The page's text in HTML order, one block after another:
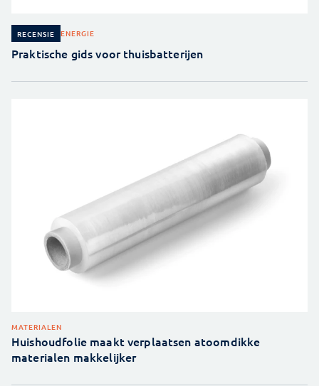
RECENSIE ENERGIE
Praktische gids voor thuisbatterijen
MATERIALEN
Huishoudfolie maakt verplaatsen atoomdikke
materialen makkelijker